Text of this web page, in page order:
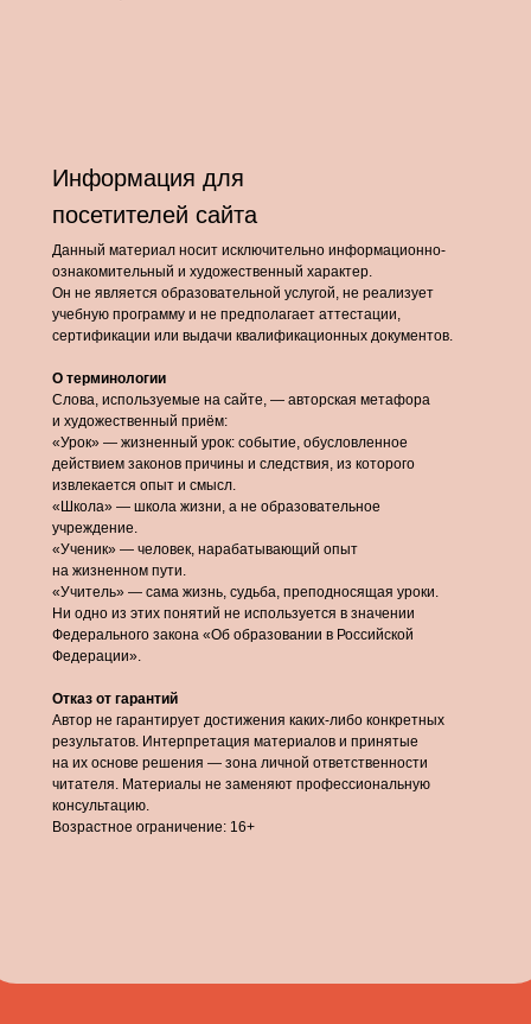
Информация для
посетителей сайта
Данный материал носит исключительно информационно-
ознакомительный и художественный характер.
Он не является образовательной услугой, не реализует
учебную программу и не предполагает аттестации,
сертификации или выдачи квалификационных документов.
О терминологии
Слова, используемые на сайте, — авторская метафора
и художественный приём:
«Урок» — жизненный урок: событие, обусловленное
действием законов причины и следствия, из которого
извлекается опыт и смысл.
«Школа» — школа жизни, а не образовательное
учреждение.
«Ученик» — человек, нарабатывающий опыт
на жизненном пути.
«Учитель» — сама жизнь, судьба, преподносящая уроки.
Ни одно из этих понятий не используется в значении
Федерального закона «Об образовании в Российской
Федерации».
Отказ от гарантий
Автор не гарантирует достижения каких-либо конкретных
результатов. Интерпретация материалов и принятые
на их основе решения — зона личной ответственности
читателя. Материалы не заменяют профессиональную
консультацию.
Возрастное ограничение: 16+